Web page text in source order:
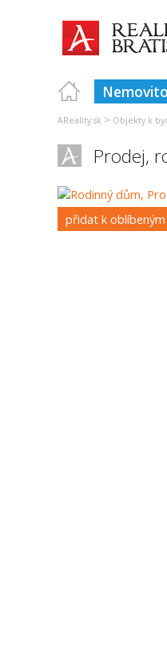
AReality.sk > Objekty k
Prodej,
přidat k oblíbeným